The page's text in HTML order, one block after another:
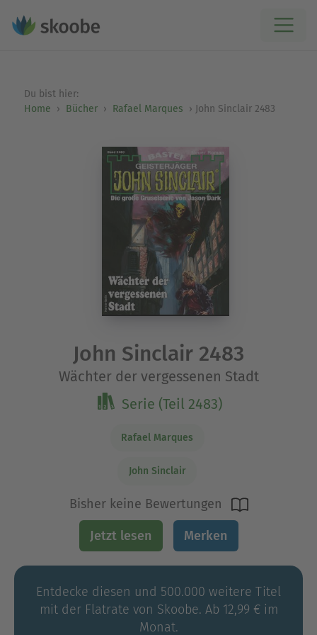
Du bist hier:
Home
Bücher Rafael Marques John Sinclair 2483
John Sinclair 2483
Wächter der vergessenen Stadt
Serie (Teil 2483)
Rafael Marques
John Sinclair
Bisher keine Bewertungen
Jetzt lesen Merken
Entdecke diesen und 500.000 weitere Titel
mit der Flatrate von Skoobe. Ab 12,99 € im
Monat.